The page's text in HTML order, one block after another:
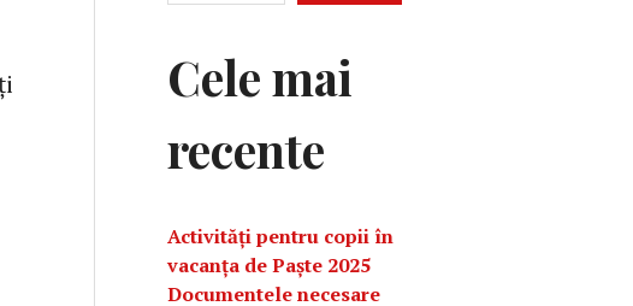
Cele mai
recente
Activități pentru copii în
vacanța de Paște 2025
Documentele necesare